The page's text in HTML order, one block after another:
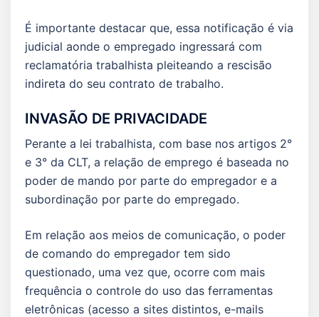
É importante destacar que, essa notificação é via
judicial aonde o empregado ingressará com
reclamatória trabalhista pleiteando a rescisão
indireta do seu contrato de trabalho.
INVASÃO DE PRIVACIDADE
Perante a lei trabalhista, com base nos artigos 2°
e 3° da CLT, a relação de emprego é baseada no
poder de mando por parte do empregador e a
subordinação por parte do empregado.
Em relação aos meios de comunicação, o poder
de comando do empregador tem sido
questionado, uma vez que, ocorre com mais
frequência o controle do uso das ferramentas
eletrônicas (acesso a sites distintos, e-mails